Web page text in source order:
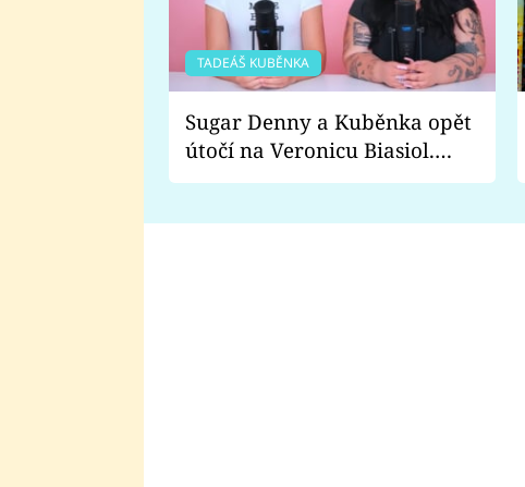
TADEÁŠ KUBĚNKA
Sugar Denny a Kuběnka opět
útočí na Veronicu Biasiol.
Proč je podle nich falešná a